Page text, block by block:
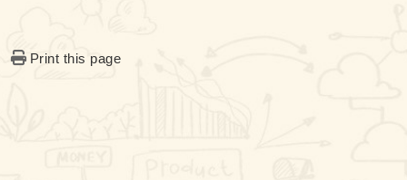
Print this page